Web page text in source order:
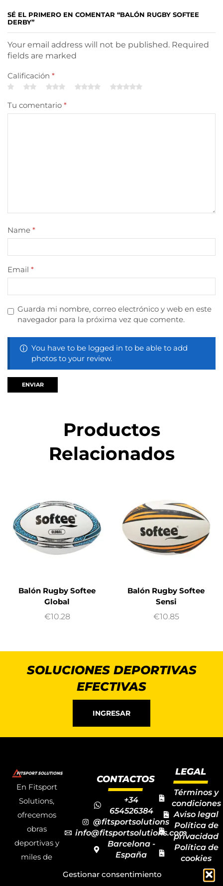
Gestionar consentimiento
SÉ EL PRIMERO EN COMENTAR “BALÓN RUGBY SOFTEE
DERBY”
Your email address will not be published. Required
fields are marked
Calificación *
Tu comentario *
Name *
Email *
Guarda mi nombre, correo electrónico y web en este
navegador para la próxima vez que comente.
You have to be logged in to be able to add
photos to your review.
Productos
Relacionados
Balón Rugby Softee
Global
€10.28
Balón Rugby Softee
Sensi
€10.85
SOLUCIONES DEPORTIVAS
EFECTIVAS
INGRESAR
En Fitsport
Solutions,
ofrecemos
obras
deportivas y
miles de
CONTACTOS
+34
654526384
@fitsportsolutions
info@fitsportsolutions.com
Barcelona -
España
de contacto
LEGAL
Términos y
condiciones
Aviso legal
Política de
privacidad
Política de
cookies
Mapa del